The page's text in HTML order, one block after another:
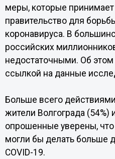
меры, которые
правительство для
коронавируса. В
российских
недостаточными. Об
ссылкой на данные
Больше всего
жители Волгограда (54%)
опрошенные уверены,
могли бы делать больше
COVID-19.